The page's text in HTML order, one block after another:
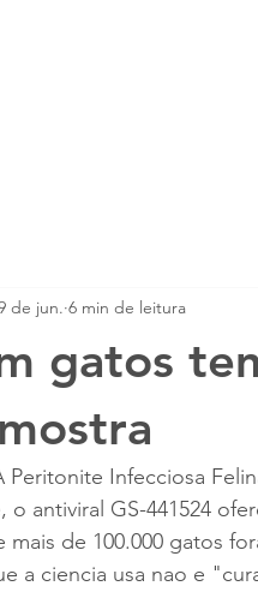
gatos
de jun. 6 min de leitura
Peritonite Infecciosa
o antiviral GS-441524
mais de 100.000 gatos
a ciencia usa nao e